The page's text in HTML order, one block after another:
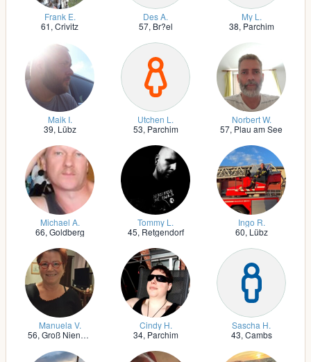
Frank E.
61, Crivitz
Des A.
57, Br?el
My L.
38, Parchim
Maik I.
39, Lübz
Utchen L.
53, Parchim
Norbert W.
57, Plau am See
Michael A.
66, Goldberg
Tommy L.
45, Retgendorf
Ingo R.
60, Lübz
Manuela V.
56, Groß Niendorf bei Parchim
Cindy H.
34, Parchim
Sascha H.
43, Cambs